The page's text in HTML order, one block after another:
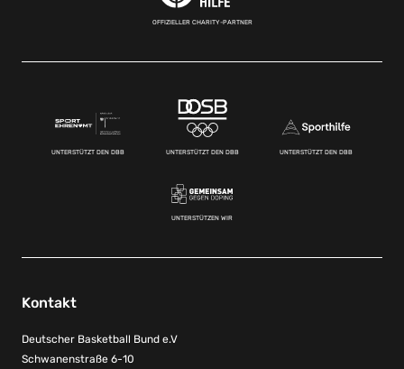
OFFIZIELLER CHARITY-PARTNER
UNTERSTÜTZT DEN DBB UNTERSTÜTZT DEN DBB UNTERSTÜTZT DEN DBB
UNTERSTÜTZEN WIR
Kontakt
Deutscher Basketball Bund e.V
Schwanenstraße 6-10